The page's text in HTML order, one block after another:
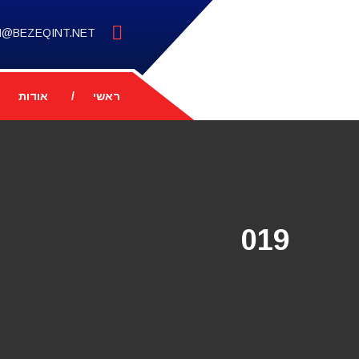
ראשי אודות
019